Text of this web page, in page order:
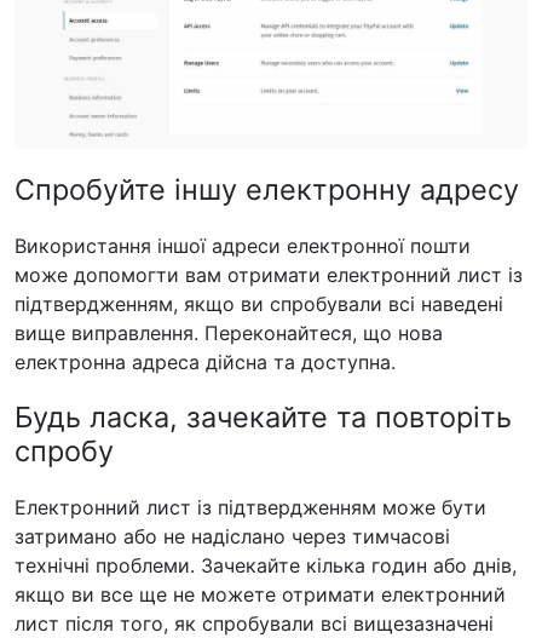
Спробуйте іншу електронну адресу
Використання іншої адреси електронної пошти
може допомогти вам отримати електронний лист із
підтвердженням, якщо ви спробували всі наведені
вище виправлення. Переконайтеся, що нова
електронна адреса дійсна та доступна.
Будь ласка, зачекайте та повторіть
спробу
Електронний лист із підтвердженням може бути
затримано або не надіслано через тимчасові
технічні проблеми. Зачекайте кілька годин або днів,
якщо ви все ще не можете отримати електронний
лист після того, як спробували всі вищезазначені